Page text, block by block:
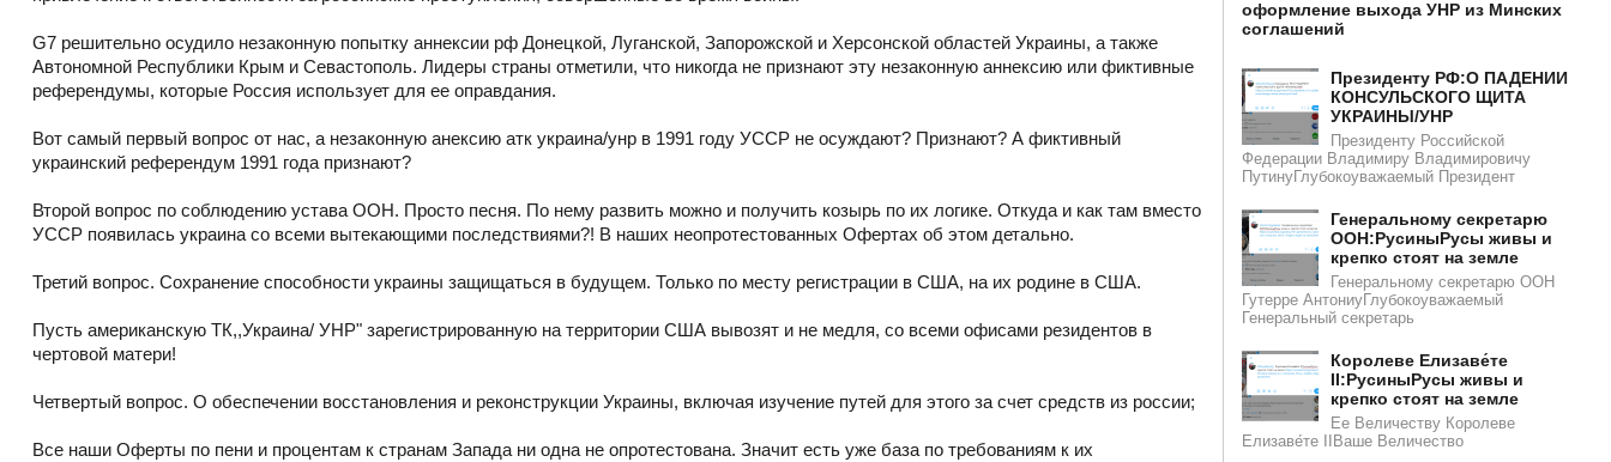
G7 решительно осудило незаконную попытку аннексии рф Донецкой, Луганской, Запорожской и Херсонской областей Украины, а также
Автономной Республики Крым и Севастополь. Лидеры страны отметили, что никогда не признают эту незаконную аннексию или фиктивные
референдумы, которые Россия использует для ее оправдания.
Вот самый первый вопрос от нас, а незаконную анексию атк украина/унр в 1991 году УССР не осуждают? Признают? А фиктивный
украинский референдум 1991 года признают?
Второй вопрос по соблюдению устава ООН. Просто песня. По нему развить можно и получить козырь по их логике. Откуда и как там вместо
УССР появилась украина со всеми вытекающими последствиями?! В наших неопротестованных Офертах об этом детально.
Третий вопрос. Сохранение способности украины защищаться в будущем. Только по месту регистрации в США, на их родине в США.
Пусть американскую ТК,,Украина/ УНР" зарегистрированную на территории США вывозят и не медля, со всеми офисами резидентов в
чертовой матери!
Четвертый вопрос. О обеспечении восстановления и реконструкции Украины, включая изучение путей для этого за счет средств из россии;
Все наши Оферты по пени и процентам к странам Запада ни одна не опротестована. Значит есть уже база по требованиям к их
оформление выхода УНР из Минских
соглашений
Президенту РФ:О ПАДЕНИИ
КОНСУЛЬСКОГО ЩИТА
УКРАИНЫ/УНР​​
Президенту Российской
Федерации Владимиру Владимировичу
ПутинуГлубокоуважаемый Президент
Генеральному секретарю
ООН:РусиныРусы живы и
крепко стоят на земле
Генеральному секретарю ООН
Гутерре АнтониуГлубокоуважаемый
Генеральный секретарь
Королеве Елизаве́те
II:РусиныРусы живы и
крепко стоят на земле
Ее Величеству Королеве
Елизаве́те IIВаше Величество